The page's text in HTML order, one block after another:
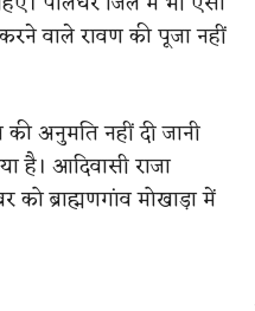
वाले रावण की पूजा नहीं
अनुमति नहीं दी जानी
है। आदिवासी राजा
ब्राह्मणगांव मोखाड़ा में